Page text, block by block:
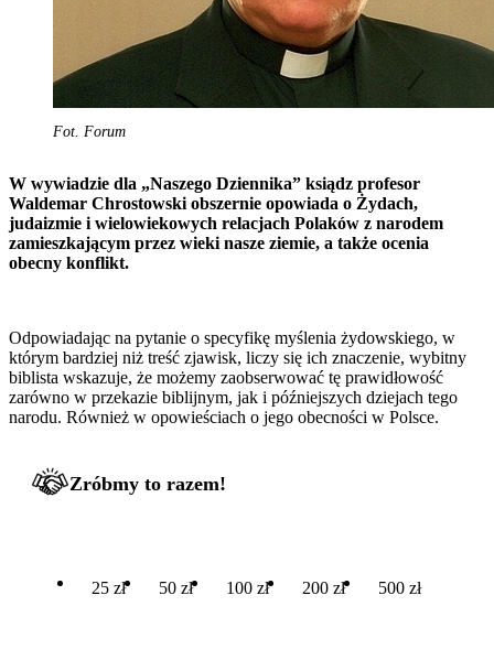
Fot. Forum
W wywiadzie dla „Naszego Dziennika” ksiądz profesor
Waldemar Chrostowski obszernie opowiada o Żydach,
judaizmie i wielowiekowych relacjach Polaków z narodem
zamieszkającym przez wieki nasze ziemie, a także ocenia
obecny konflikt.
Odpowiadając na pytanie o specyfikę myślenia żydowskiego, w
którym bardziej niż treść zjawisk, liczy się ich znaczenie, wybitny
biblista wskazuje, że możemy zaobserwować tę prawidłowość
zarówno w przekazie biblijnym, jak i późniejszych dziejach tego
narodu. Również w opowieściach o jego obecności w Polsce.
Zróbmy to razem!
25 zł 50 zł 100 zł 200 zł 500 zł